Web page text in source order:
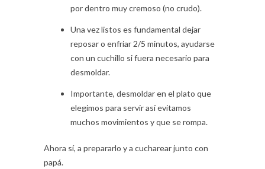
por dentro muy cremoso (no crudo).
Una vez listos es fundamental dejar
reposar o enfriar 2/5 minutos, ayudarse
con un cuchillo si fuera necesario para
desmoldar.
Importante, desmoldar en el plato que
elegimos para servir así evitamos
muchos movimientos y que se rompa.
Ahora sí, a prepararlo y a cucharear junto con
papá.